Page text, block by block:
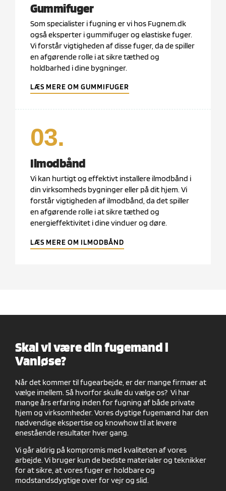
Gummifuger
Som specialister i fugning er vi hos Fugnem.dk
også eksperter i gummifuger og elastiske fuger.
Vi forstår vigtigheden af disse fuger, da de spiller
en afgørende rolle i at sikre tæthed og
holdbarhed i dine bygninger.
LÆS MERE OM GUMMIFUGER
03.
Ilmodbånd
Vi kan hurtigt og effektivt installere ilmodbånd i
din virksomheds bygninger eller på dit hjem. Vi
forstår vigtigheden af ilmodbånd, da det spiller
en afgørende rolle i at sikre tæthed og
energieffektivitet i dine vinduer og døre.
LÆS MERE OM ILMODBÅND
Skal vi være din fugemand i
Vanløse?
Når det kommer til fugearbejde, er der mange firmaer at
vælge imellem. Så hvorfor skulle du vælge os? Vi har
mange års erfaring inden for fugning af både private
hjem og virksomheder. Vores dygtige fugemænd har den
nødvendige ekspertise og knowhow til at levere
enestående resultater hver gang.
Vi går aldrig på kompromis med kvaliteten af vores
arbejde. Vi bruger kun de bedste materialer og teknikker
for at sikre, at vores fuger er holdbare og
modstandsdygtige over for vejr og slid.